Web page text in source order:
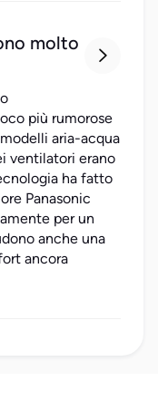
molto

più rumorose
aria-acqua
ventilatori erano
ha fatto
Panasonic
per un
anche una
ancora